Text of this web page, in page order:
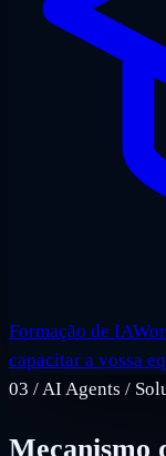
Formação de IA
capacitar a vossa
03 /AI Agents /
Mecanismo